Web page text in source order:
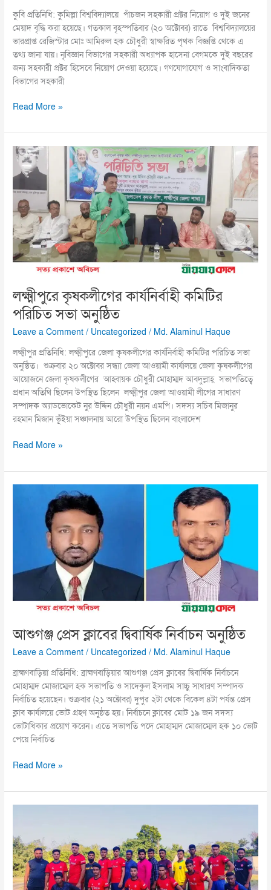
কুবি প্রতিনিধি: কুমিল্লা বিশ্ববিদ্যালয়ে পাঁচজন সহকারী প্রক্টর নিয়োগ ও দুই জনের
মেয়াদ বৃদ্ধি করা হয়েছে। গতকাল বৃহস্পতিবার (২০ অক্টোবর) রাতে বিশ্ববিদ্যালয়ের
ভারপ্রাপ্ত রেজিস্টার মোঃ আমিরুল হক চৌধুরী স্বাক্ষরিত পৃথক বিজ্ঞপ্তি থেকে এ
তথ্য জানা যায়। নৃবিজ্ঞান বিভাগের সহকারী অধ্যাপক হাসেনা বেগমকে দুই বছরের
জন্য সহকারী প্রক্টর হিসেবে নিয়োগ দেওয়া হয়েছে। গণযোগাযোগ ও সাংবাদিকতা
বিভাগের সহকারী
Read More »
লক্ষ্মীপুরে কৃষকলীগের কার্যনির্বাহী কমিটির
পরিচিত সভা অনুষ্ঠিত
Leave a Comment / Uncategorized / Md. Alaminul Haque
লক্ষ্মীপুর প্রতিনিধি: লক্ষ্মীপুরে জেলা কৃষকলীগের কার্যনির্বাহী কমিটির পরিচিত সভা
অনুষ্ঠিত। শুক্রবার ২০ অক্টোবর সন্ধ্যা জেলা আওয়ামী কার্যালয়ে জেলা কৃষকলীগের
আয়োজনে জেলা কৃষকলীগের আহ্বায়ক চৌধুরী মোহাম্মদ আবদুল্লাহ্ সভাপতিত্বে
প্রধান অতিথি ছিলেন উপস্থিত ছিলেন লক্ষ্মীপুর জেলা আওয়ামী লীগের সাধারণ
সম্পাদক অ্যাডভোকেট নুর উদ্দিন চৌধুরী নয়ন এমপি। সদস্য সচিব মিজানুর
রহমান মিজান ভূঁইয়া সঞ্চালনায় আরো উপস্থিত ছিলেন বাংলাদেশ
লক্ষ্মীপুরে
কৃষকলীগের
কার্যনির্বাহী
কমিটির
পরিচিত
সভা
অনুষ্ঠিত
Read More »
আশুগঞ্জ প্রেস ক্লাবের দ্বিবার্ষিক নির্বাচন অনুষ্ঠিত
Leave a Comment / Uncategorized / Md. Alaminul Haque
ব্রাহ্মণবাড়িয়া প্রতিনিধি: ব্রাহ্মণবাড়িয়ার আশুগঞ্জ প্রেস ক্লাবের দ্বিবার্ষিক নির্বাচনে
মোহাম্মদ মোজাম্মেল হক সভাপতি ও সাদেকুল ইসলাম সাচ্চু সাধারণ সম্পাদক
নির্বাচিত হয়েছেন। শুক্রবার (২১ অক্টোবর) দুপুর ২টা থেকে বিকেল ৪টা পর্যন্ত প্রেস
ক্লাব কার্যালয়ে ভোট গ্রহণ অনুষ্ঠত হয়। নির্বাচনে ক্লাবের মোট ১৯ জন সদস্য
ভোটাধিকার প্রয়োগ করেন। এতে সভাপতি পদে মোহাম্মদ মোজাম্মেল হক ১০ ভোট
পেয়ে নির্বাচিত
Read More »
ম্যাচে
সাতমোরা
০
আহাম্মদপুর